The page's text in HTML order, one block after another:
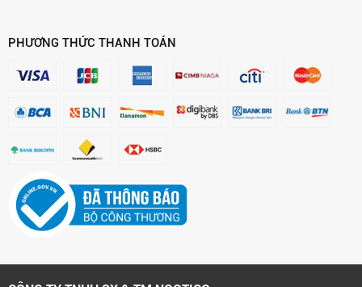
PHƯƠNG THỨC THANH TOÁN